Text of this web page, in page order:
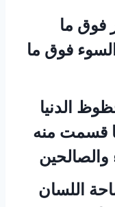
فوق ما
فوق ما
الدنيا
قسمت منه
والصالحين
اللسان